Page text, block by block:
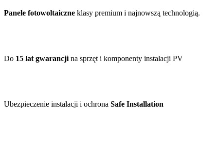
Panele fotowoltaiczne klasy premium i najnowszą technologią.
Do 15 lat gwarancji na sprzęt i komponenty instalacji PV
Ubezpieczenie instalacji i ochrona Safe Installation